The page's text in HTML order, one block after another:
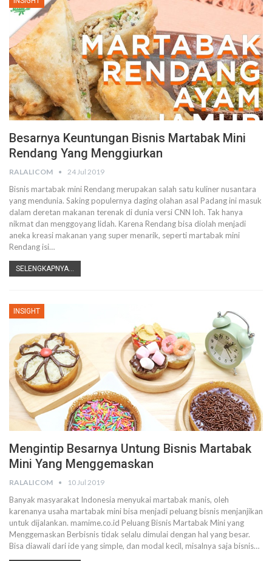
Besarnya Keuntungan Bisnis Martabak Mini
Rendang Yang Menggiurkan
RALALICOM 24 Jul 2019
Bisnis martabak mini Rendang merupakan salah satu kuliner nusantara
yang mendunia. Saking populernya daging olahan asal Padang ini masuk
dalam deretan makanan terenak di dunia versi CNN loh. Tak hanya
nikmat dan menggoyang lidah. Karena Rendang bisa diolah menjadi
aneka kreasi makanan yang super menarik, seperti martabak mini
Rendang isi…
SELENGKAPNYA...
INSIGHT
Mengintip Besarnya Untung Bisnis Martabak
Mini Yang Menggemaskan
RALALICOM 10 Jul 2019
Banyak masyarakat Indonesia menyukai martabak manis, oleh
karenanya usaha martabak mini bisa menjadi peluang bisnis menjanjikan
untuk dijalankan. mamime.co.id Peluang Bisnis Martabak Mini yang
Menggemaskan Berbisnis tidak selalu dimulai dengan hal yang besar.
Bisa diawali dari ide yang simple, dan modal kecil, misalnya saja bisnis…